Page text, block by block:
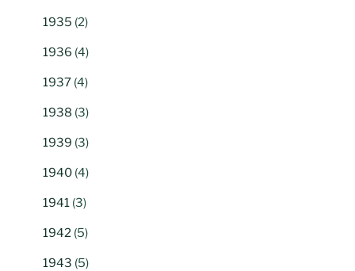
1935 (2)
1936 (4)
1937 (4)
1938 (3)
1939 (3)
1940 (4)
1941 (3)
1942 (5)
1943 (5)